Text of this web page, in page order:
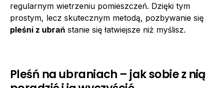
regularnym wietrzeniu pomieszczeń. Dzięki tym
prostym, lecz skutecznym metodą, pozbywanie się
pleśni z ubrań stanie się łatwiejsze niż myślisz.
Pleśń na ubraniach – jak sobie z nią